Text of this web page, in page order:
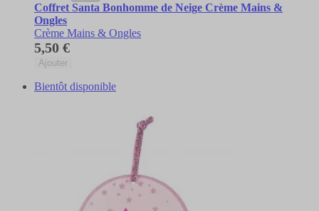
Coffret Santa Bonhomme de Neige Crème Mains &
Ongles
Crème Mains & Ongles
5,50 €
Ajouter
Bientôt disponible